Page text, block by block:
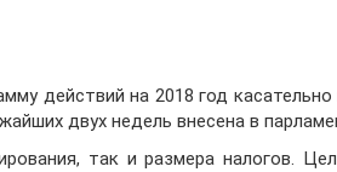
действий на 2018 год
двух недель внесена в
так и размера налогов.